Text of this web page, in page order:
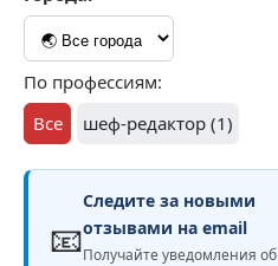
По профессиям:
Все
шеф-редактор (1)
📧
Следите за новыми
отзывами на email
Получайте уведомления об